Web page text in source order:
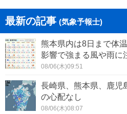
最新の記事 (気象予報士)
熊本県内は8日まで体
影響で強まる風や雨に
08/06(木)09:51
長崎県、熊本県、鹿
の心配なし
08/06(木)08:07